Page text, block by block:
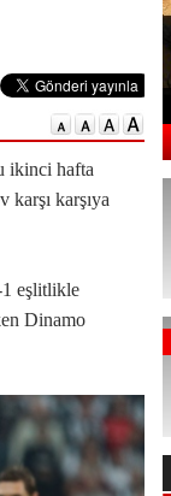
ikinci hafta
karşıya
1 eşlitlikle
Dinamo